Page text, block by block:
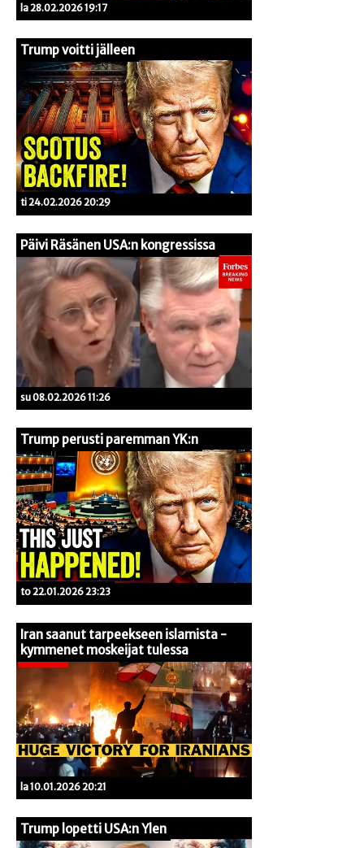
la 28.02.2026 19:17
Trump voitti jälleen
ti 24.02.2026 20:29
Päivi Räsänen USA:n kongressissa
su 08.02.2026 11:26
Trump perusti paremman YK:n
to 22.01.2026 23:23
Iran saanut tarpeekseen islamista -
kymmenet moskeijat tulessa
la 10.01.2026 20:21
Trump lopetti USA:n Ylen